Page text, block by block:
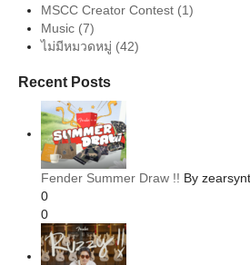
MSCC Creator Contest (1)
Music (7)
ไม่มีหมวดหมู่ (42)
Recent Posts
Fender Summer Draw !! By
0
0